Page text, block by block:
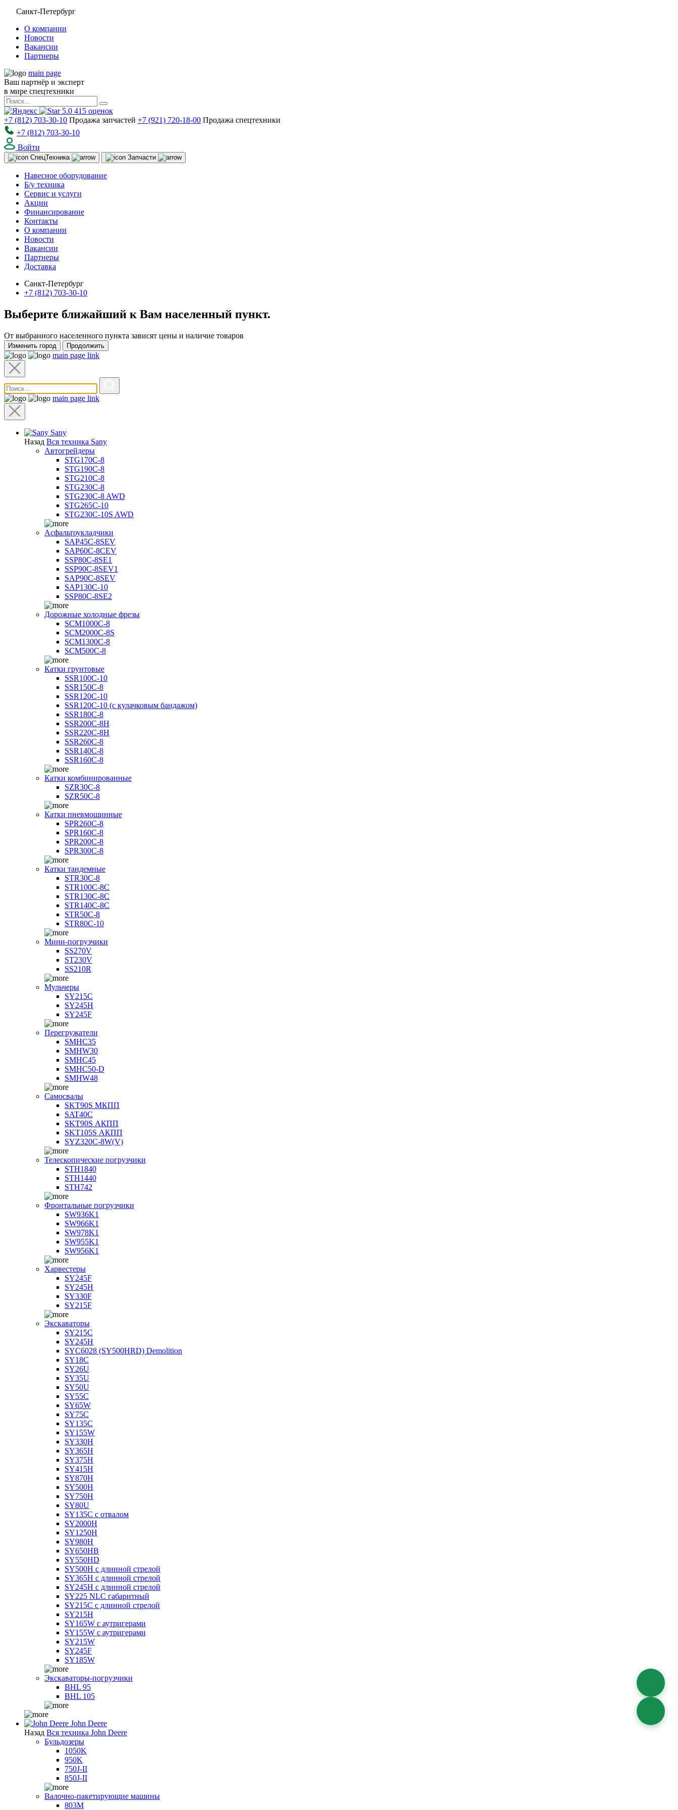
Санкт-Петербург
О компании
Новости
Вакансии
Партнеры
main page
Ваш партнёр и эксперт
в мире спецтехники
5.0 415 оценок
+7 (812) 703-30-10 Продажа запчастей +7 (921) 720-18-00 Продажа спецтехники
+7 (812) 703-30-10
Войти
СпецТехника Запчасти
Навесное оборудование
Б/у техника
Сервис и услуги
Акции
Финансирование
Контакты
О компании
Новости
Вакансии
Партнеры
Доставка
Санкт-Петербург
+7 (812) 703-30-10
Выберите ближайший к Вам населенный пункт.
От выбранного населенного пункта зависят цены и наличие товаров
Изменить город Продолжить
main page link
main page link
Sany
Назад Вся техника Sany
Автогрейдеры
STG170C-8
STG190C-8
STG210C-8
STG230C-8
STG230C-8 AWD
STG265C-10
STG230C-10S AWD
Асфальтоукладчики
SAP45С-8SEV
SAP60C-8CEV
SSP80C-8SE1
SSP90C-8SEV1
SAP90C-8SEV
SAP130C-10
SSP80C-8SE2
Дорожные холодные фрезы
SCM1000C-8
SCM2000C-8S
SCM1300C-8
SCM500C-8
Катки грунтовые
SSR100C-10
SSR150C-8
SSR120C-10
SSR120C-10 (с кулачковым бандажом)
SSR180C-8
SSR200C-8H
SSR220C-8H
SSR260C-8
SSR140C-8
SSR160C-8
Катки комбинированные
SZR30C-8
SZR50C-8
Катки пневмошинные
SPR260C-8
SPR160C-8
SPR200C-8
SPR300C-8
Катки тандемные
STR30C-8
STR100C-8С
STR130C-8С
STR140C-8С
STR50C-8
STR80C-10
Мини-погрузчики
SS270V
ST230V
SS210R
Мульчеры
SY215C
SY245H
SY245F
Перегружатели
SMHC35
SMHW30
SMHC45
SMHC50-D
SMHW48
Самосвалы
SKT90S МКПП
SAT40C
SKT90S АКПП
SKT105S АКПП
SYZ320C-8W(V)
Телескопические погрузчики
STH1840
STH1440
STH742
Фронтальные погрузчики
SW936K1
SW966K1
SW978K1
SW955K1
SW956K1
Харвестеры
SY245F
SY245H
SY330F
SY215F
Экскаваторы
SY215C
SY245H
SYC6028 (SY500HRD) Demolition
SY18C
SY26U
SY35U
SY50U
SY55C
SY65W
SY75C
SY135C
SY155W
SY330H
SY365H
SY375H
SY415H
SY870H
SY500H
SY750H
SY80U
SY135C с отвалом
SY2000H
SY1250H
SY980H
SY650HB
SY550HD
SY500H с длинной стрелой
SY365H с длинной стрелой
SY245H с длинной стрелой
SY225 NLC габаритный
SY215C с длинной стрелой
SY215H
SY165W с аутригерами
SY155W с аутригерами
SY215W
SY245F
SY185W
Экскаваторы-погрузчики
BHL 95
BHL 105
John Deere
Назад Вся техника John Deere
Бульдозеры
1050K
950K
750J-II
850J-II
Валочно-пакетирующие машины
803M